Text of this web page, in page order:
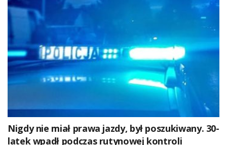
Nigdy nie miał prawa jazdy, był poszukiwany. 30-
latek wpadł podczas rutynowej kontroli